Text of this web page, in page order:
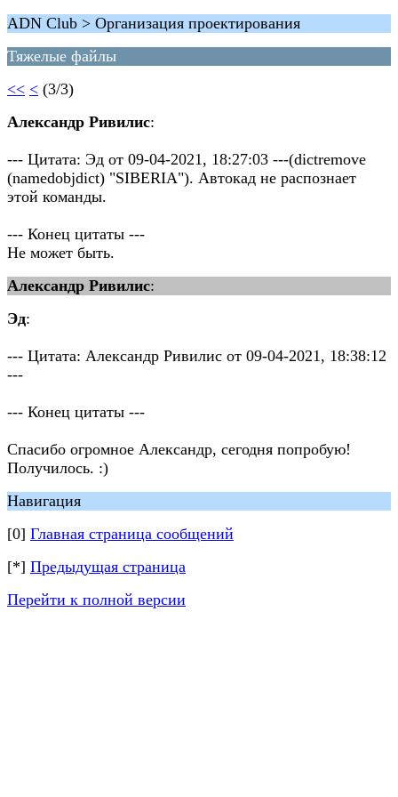
ADN Club > Организация проектирования
Тяжелые файлы
<< < (3/3)
Александр Ривилис:
--- Цитата: Эд от 09-04-2021, 18:27:03 ---(dictremove
(namedobjdict) "SIBERIA"). Автокад не распознает
этой команды.
--- Конец цитаты ---
Не может быть.
Александр Ривилис:
Эд:
--- Цитата: Александр Ривилис от 09-04-2021, 18:38:12
---
--- Конец цитаты ---
Спасибо огромное Александр, сегодня попробую!
Получилось. :)
Навигация
[0] Главная страница сообщений
[*] Предыдущая страница
Перейти к полной версии